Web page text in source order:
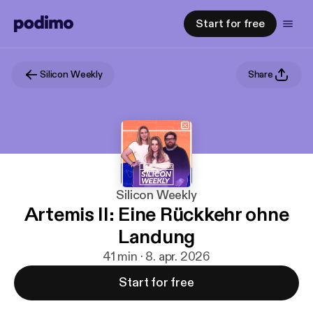
Start for free
Silicon Weekly Share
Silicon Weekly
Artemis II: Eine Rückkehr ohne
Landung
41 min · 8. apr. 2026
Start for free